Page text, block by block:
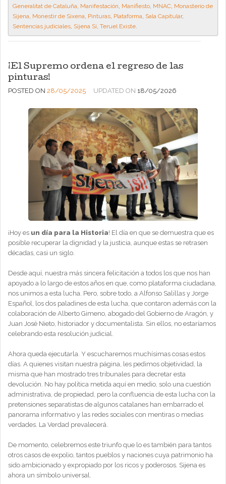
Generalitat de Cataluña, Manifestación, Manifiesto, MNAC, Monasterio de
Sijena, Monestir de Sixena, Pinturas, Plataforma, Sala Capitular,
Sentencias judiciales, Sijena Sí, Teruel Existe.
¡El Supremo ordena el regreso de las
pinturas!
POSTED ON 28/05/2025 UPDATED ON 18/05/2026
¡Hoy es un día para la Historia! El día en que se demuestra que es
posible recuperar la dignidad y la justicia, aunque estas se retrasen
décadas, casi un siglo.
Desde aquí, nuestra más sincera felicitación a todos los que nos han
apoyado a lo largo de estos años en que, como plataforma ciudadana,
nos unimos a esta lucha. Pero, sobre todo, a Alfonso Salillas y Jorge
Español, los dos paladines de esta lucha, que contaron además con la
colaboración de Alberto Gimeno, abogado del Gobierno de Aragón, y
Juan José Nieto, historiador y documentalista. Sin ellos, no estaríamos
celebrando esta resolución judicial.
Ahora queda ejecutarla. Y escucharemos muchísimas cosas estos
días. A quienes visitan nuestra página, les pedimos objetividad, la
misma que han mostrado tres tribunales para decretar esta
devolución. No hay política metida aquí en medio, solo una cuestión
administrativa, de propiedad, pero la confluencia de esta lucha con la
pretensiones separatistas de algunos catalanes han embarrado el
panorama informativo y las redes sociales con mentiras o medias
verdades. La Verdad prevalecerá.
De momento, celebremos este triunfo que lo es también para tantos
otros casos de expolio, tantos pueblos y naciones cuya patrimonio ha
sido ambicionado y expropiado por los ricos y poderosos. Sijena es
ahora un símbolo universal.